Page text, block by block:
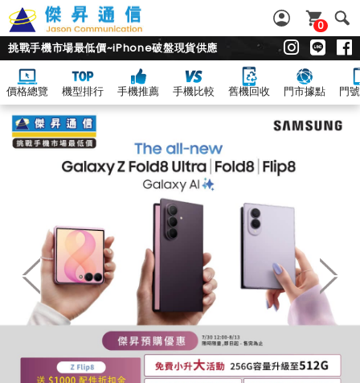
0
挑戰手機市場最低價~iPhone破盤現貨供應
價格總覽 機型排行 手機推薦 手機比較 舊機回收 門市據點 門